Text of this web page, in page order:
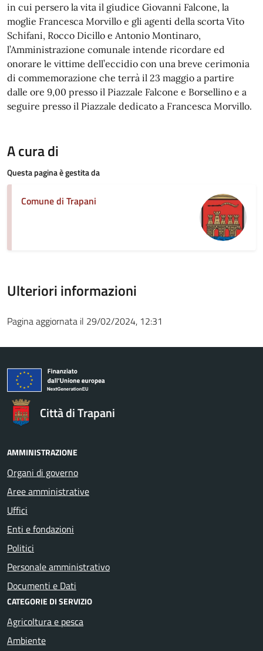
in cui persero la vita il giudice Giovanni Falcone, la
moglie Francesca Morvillo e gli agenti della scorta Vito
Schifani, Rocco Dicillo e Antonio Montinaro,
l’Amministrazione comunale intende ricordare ed
onorare le vittime dell’eccidio con una breve cerimonia
di commemorazione che terrà il 23 maggio a partire
dalle ore 9,00 presso il Piazzale Falcone e Borsellino e a
seguire presso il Piazzale dedicato a Francesca Morvillo.
A cura di
Questa pagina è gestita da
Comune di Trapani
Ulteriori informazioni
Pagina aggiornata il 29/02/2024, 12:31
Città di Trapani
AMMINISTRAZIONE
Organi di governo
Aree amministrative
Uffici
Enti e fondazioni
Politici
Personale amministrativo
Documenti e Dati
CATEGORIE DI SERVIZIO
Agricoltura e pesca
Ambiente